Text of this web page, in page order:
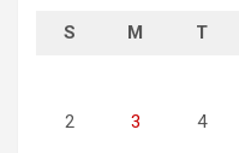
S M T
2 3 4